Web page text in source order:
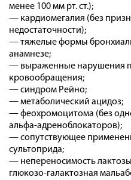
менее 100 мм рт. ст.);
— кардиомегалия (без
недостаточности);
— тяжелые формы
анамнезе;
— выраженные нарушения
кровообращения;
— синдром Рейно;
— метаболический ацидоз;
— феохромоцитома (без
альфа-адреноблокаторов);
— сопутствующее
сультоприда;
— непереносимость
глюкозо-галактозная